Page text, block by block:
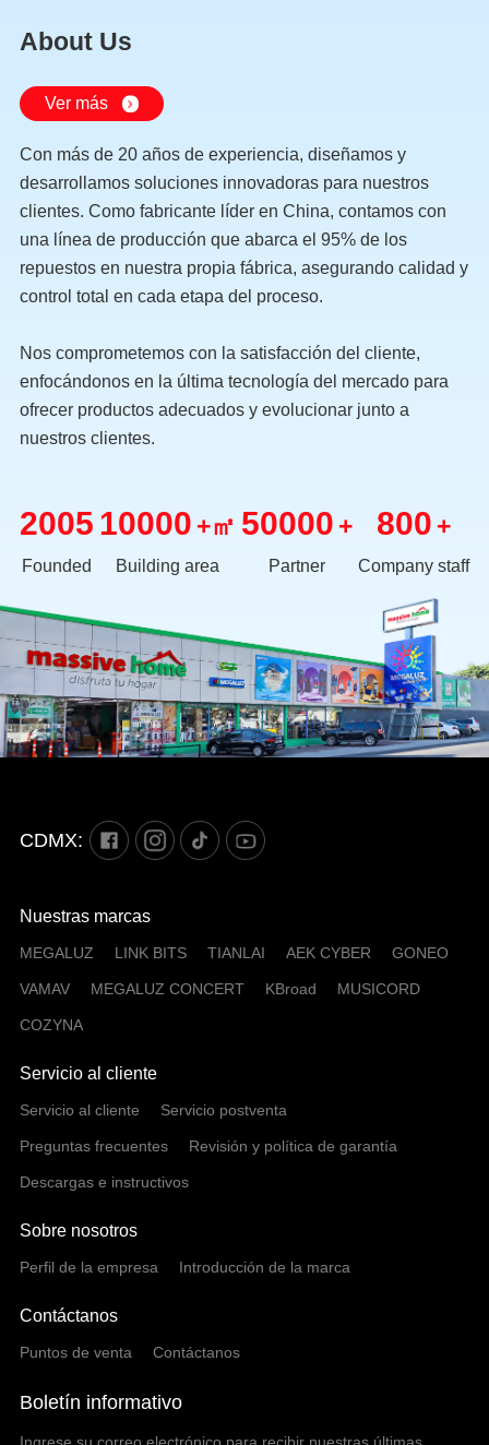
About Us
Ver más
Con más de 20 años de experiencia, diseñamos y
desarrollamos soluciones innovadoras para nuestros
clientes. Como fabricante líder en China, contamos con
una línea de producción que abarca el 95% de los
repuestos en nuestra propia fábrica, asegurando calidad y
control total en cada etapa del proceso.
Nos comprometemos con la satisfacción del cliente,
enfocándonos en la última tecnología del mercado para
ofrecer productos adecuados y evolucionar junto a
nuestros clientes.
2005
Founded
10000 +㎡
Building area
50000 +
Partner
800 +
Company staff
CDMX:
Nuestras marcas
MEGALUZ LINK BITS TIANLAI AEK CYBER GONEO
VAMAV MEGALUZ CONCERT KBroad MUSICORD
COZYNA
Servicio al cliente
Servicio al cliente Servicio postventa
Preguntas frecuentes Revisión y política de garantía
Descargas e instructivos
Sobre nosotros
Perfil de la empresa Introducción de la marca
Contáctanos
Puntos de venta Contáctanos
Boletín informativo